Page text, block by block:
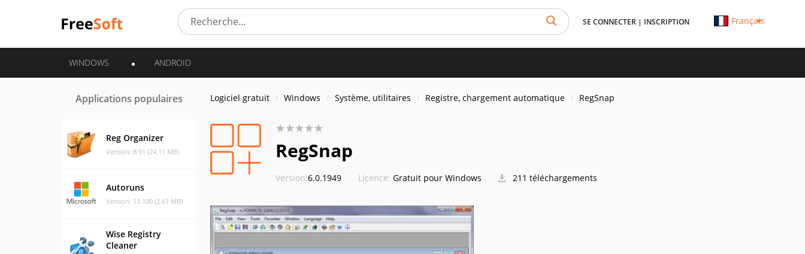
SE CONNECTER | INSCRIPTION Français
WINDOWS ANDROID
Applications populaires
Reg Organizer
Version: 8.91 (24.11 MB)
Autoruns
Version: 13.100 (2.61 MB)
Wise Registry
Cleaner
Logiciel gratuit Windows Système, utilitaires Registre, chargement automatique RegSnap
RegSnap
Version:6.0.1949 Licence: Gratuit pour Windows 211 téléchargements